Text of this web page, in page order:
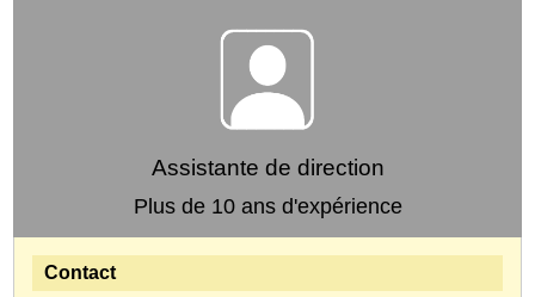
Assistante de direction
Plus de 10 ans d'expérience
Contact